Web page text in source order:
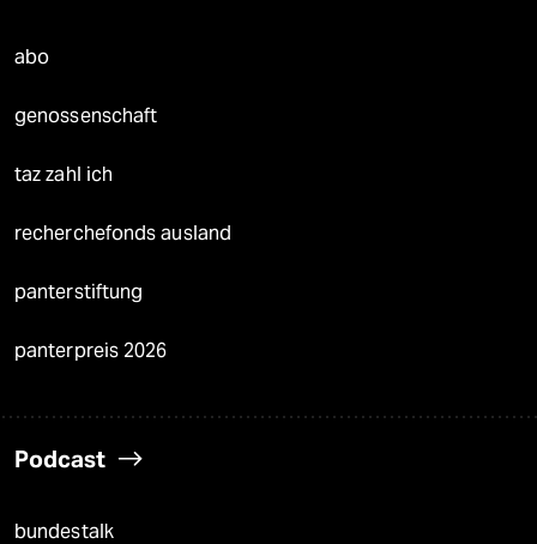
abo
genossenschaft
taz zahl ich
recherchefonds ausland
panterstiftung
panterpreis 2026
Podcast
bundestalk